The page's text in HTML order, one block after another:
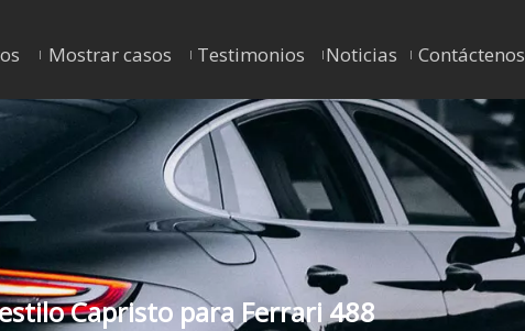
Mostrar casos Testimonios Noticias Contáctenos
Capristo para Ferrari 488